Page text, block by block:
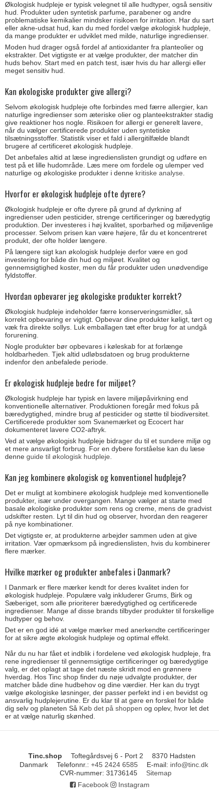
Økologisk hudpleje er typisk velegnet til alle hudtyper, også sensitiv
hud. Produkter uden syntetisk parfume, parabener og andre
problematiske kemikalier mindsker risikoen for irritation. Har du sart
eller akne-udsat hud, kan du med fordel vælge økologisk hudpleje,
da mange produkter er udviklet med milde, naturlige ingredienser.
Moden hud drager også fordel af antioxidanter fra planteolier og
ekstrakter. Det vigtigste er at vælge produkter, der matcher din
huds behov. Start med en patch test, især hvis du har allergi eller
meget sensitiv hud.
Kan økologiske produkter give allergi?
Selvom økologisk hudpleje ofte forbindes med færre allergier, kan
naturlige ingredienser som æteriske olier og planteekstrakter stadig
give reaktioner hos nogle. Risikoen for allergi er generelt lavere,
når du vælger certificerede produkter uden syntetiske
tilsætningsstoffer. Statistik viser et fald i allergitilfælde blandt
brugere af certificeret økologisk hudpleje.
Det anbefales altid at læse ingredienslisten grundigt og udføre en
test på et lille hudområde. Læs mere om fordele og ulemper ved
naturlige og økologiske produkter i denne kritiske analyse
Hvorfor er økologisk hudpleje ofte dyrere?
Økologisk hudpleje er ofte dyrere på grund af dyrkning af
ingredienser uden pesticider, strenge certificeringer og bæredygtig
produktion. Der investeres i høj kvalitet, sporbarhed og miljøvenlige
processer. Selvom prisen kan være højere, får du et koncentreret
produkt, der ofte holder længere.
På længere sigt kan økologisk hudpleje derfor være en god
investering for både din hud og miljøet. Kvalitet og
gennemsigtighed koster, men du får produkter uden unødvendige
fyldstoffer.
Hvordan opbevarer jeg økologiske produkter korrekt?
Økologisk hudpleje indeholder færre konserveringsmidler, så
korrekt opbevaring er vigtigt. Opbevar dine produkter køligt, tørt og
væk fra direkte sollys. Luk emballagen tæt efter brug for at undgå
forurening.
Nogle produkter bør opbevares i køleskab for at forlænge
holdbarheden. Tjek altid udløbsdatoen og brug produkterne
indenfor den anbefalede periode.
Er økologisk hudpleje bedre for miljøet?
Økologisk hudpleje har typisk en lavere miljøpåvirkning end
konventionelle alternativer. Produktionen foregår med fokus på
bæredygtighed, mindre brug af pesticider og støtte til biodiversitet.
Certificerede produkter som Svanemærket og Ecocert har
dokumenteret lavere CO2-aftryk.
Ved at vælge økologisk hudpleje bidrager du til et sundere miljø og
et mere ansvarligt forbrug. For en dybere forståelse kan du læse
denne guide til økologisk hudpleje
Kan jeg kombinere økologisk og konventionel hudpleje?
Det er muligt at kombinere økologisk hudpleje med konventionelle
produkter, især under overgangen. Mange vælger at starte med
basale økologiske produkter som rens og creme, mens de gradvist
udskifter resten. Lyt til din hud og observer, hvordan den reagerer
på nye kombinationer.
Det vigtigste er, at produkterne arbejder sammen uden at give
irritation. Vær opmærksom på ingredienslisten, hvis du kombinerer
flere mærker.
Hvilke mærker og produkter anbefales i Danmark?
I Danmark er flere mærker kendt for deres kvalitet inden for
økologisk hudpleje. Populære valg inkluderer Grums, Birk og
Sæberiget, som alle prioriterer bæredygtighed og certificerede
ingredienser. Mange af disse brands tilbyder produkter til forskellige
hudtyper og behov.
Det er en god idé at vælge mærker med anerkendte certificeringer
for at sikre ægte økologisk hudpleje og optimal effekt.
Når du nu har fået et indblik i fordelene ved økologisk hudpleje, fra
rene ingredienser til gennemsigtige certificeringer og bæredygtige
valg, er det oplagt at tage det næste skridt mod en grønnere
hverdag. Hos Tinc shop finder du nøje udvalgte produkter, der
matcher både dine hudbehov og dine værdier. Her kan du trygt
vælge økologiske løsninger, der passer perfekt ind i en bevidst og
ansvarlig hudplejerutine. Er du klar til at gøre en forskel for både
dig selv og planeten Så Køb det på shoppen og oplev, hvor let det
er at vælge naturlig skønhed.
Tinc.shop Toftegårdsvej 6 - Port 2
8370 Hadsten
Danmark
Telefonnr. : +45 2424 6585 E-mail: info@tinc.dk
CVR-nummer: 31736145
Sitemap
Facebook
Instagram